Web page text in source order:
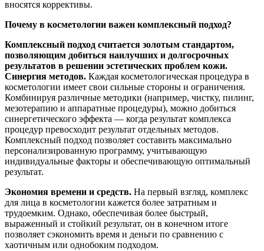
вносятся коррективы.
Почему в косметологии важен комплексный подход?
Комплексный подход считается золотым стандартом,
позволяющим добиться наилучших и долгосрочных
результатов в решении эстетических проблем кожи.
Синергия методов. Каждая косметологическая процедура в
косметологии имеет свои сильные стороны и ограничения.
Комбинируя различные методики (например, чистку, пилинг,
мезотерапию и аппаратные процедуры), можно добиться
синергетического эффекта — когда результат комплекса
процедур превосходит результат отдельных методов.
Комплексный подход позволяет составить максимально
персонализированную программу, учитывающую
индивидуальные факторы и обеспечивающую оптимальный
результат.
Экономия времени и средств. На первый взгляд, комплекс
для лица в косметологии кажется более затратным и
трудоемким. Однако, обеспечивая более быстрый,
выраженный и стойкий результат, он в конечном итоге
позволяет сэкономить время и деньги по сравнению с
хаотичным или однобоким подходом.